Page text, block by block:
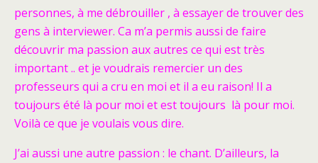
personnes, à me débrouiller , à essayer de trouver des
gens à interviewer. Ca m’a permis aussi de faire
découvrir ma passion aux autres ce qui est très
important .. et je voudrais remercier un des
professeurs qui a cru en moi et il a eu raison! Il a
toujours été là pour moi et est toujours là pour moi.
Voilà ce que je voulais vous dire.
J’ai aussi une autre passion : le chant. D’ailleurs, la